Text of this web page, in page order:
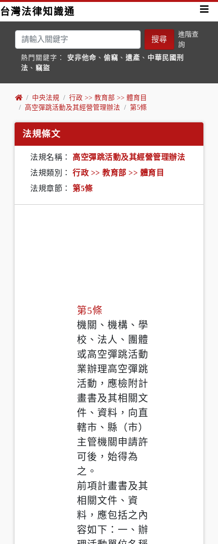
台灣法律知識通
搜尋
進階查
詢
熱門關鍵字： 安非他命 、 偷竊 、 遺產 、 中華民國刑
法 、 竊盜
中央法規
行政 >> 教育部 >> 體育目
高空彈跳活動及其經營管理辦法
第5條
法規條文
法規名稱：
高空彈跳活動及其經營管理辦法
法規類別：
行政 >> 教育部 >> 體育目
法規章節：
第5條
第5條
機關、機構、學
校、法人、團體
或高空彈跳活動
業辦理高空彈跳
活動，應檢附計
畫書及其相關文
件、資料，向直
轄市、縣（市）
主管機關申請許
可後，始得為
之。
前項計畫書及其
相關文件、資
料，應包括之內
容如下：一、辦